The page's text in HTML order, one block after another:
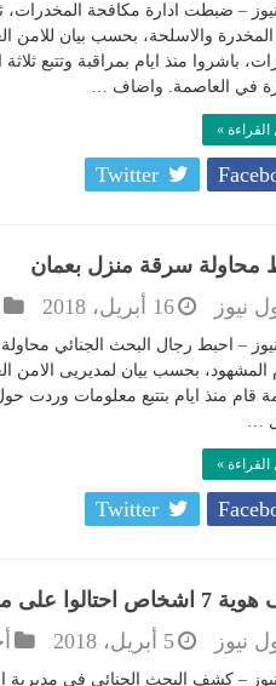
نيوز – ضبطت ادارة مكافحة
المخدرة والاسلحة، بحسب بيان للامن
باشروا منذ ايام بمراقبة وتتبع
في العاصمة. واضاف …
القراءة »
Twitter
محاولة سرقة منزل بعمان
نيوز
16 أبريل، 2018
نيوز – احبط رجال البحث الجنائي
المشهود، بحسب بيان لمديريى الامن
قام منذ ايام بتتبع معلومات
…
القراءة »
Twitter
على مواطن بربع مليون دينار
نيوز
5 أبريل، 2018